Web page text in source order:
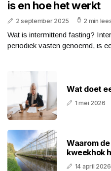
is en hoe het werkt
2 september 2025 2 min
Wat is intermittend fasting?
periodiek vasten genoemd, is
Wat doet
1 mei 2026
Waarom
kweekhok
14 april 2026